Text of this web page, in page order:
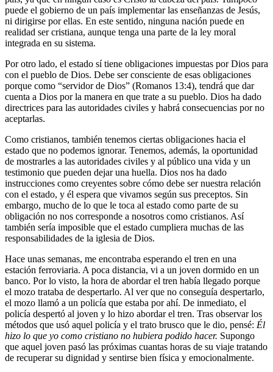
puede el gobierno de un país implementar las enseñanzas de Jesús,
ni dirigirse por ellas. En este sentido, ninguna nación puede en
realidad ser cristiana, aunque tenga una parte de la ley moral
integrada en su sistema.
Por otro lado, el estado sí tiene obligaciones impuestas por Dios para
con el pueblo de Dios. Debe ser consciente de esas obligaciones
porque como “servidor de Dios” (Romanos 13:4), tendrá que dar
cuenta a Dios por la manera en que trate a su pueblo. Dios ha dado
directrices para las autoridades civiles y habrá consecuencias por no
aceptarlas.
Como cristianos, también tenemos ciertas obligaciones hacia el
estado que no podemos ignorar. Tenemos, además, la oportunidad
de mostrarles a las autoridades civiles y al público una vida y un
testimonio que pueden dejar una huella. Dios nos ha dado
instrucciones como creyentes sobre cómo debe ser nuestra relación
con el estado, y él espera que vivamos según sus preceptos. Sin
embargo, mucho de lo que le toca al estado como parte de su
obligación no nos corresponde a nosotros como cristianos. Así
también sería imposible que el estado cumpliera muchas de las
responsabilidades de la iglesia de Dios.
Hace unas semanas, me encontraba esperando el tren en una
estación ferroviaria. A poca distancia, vi a un joven dormido en un
banco. Por lo visto, la hora de abordar el tren había llegado porque
el mozo trataba de despertarlo. Al ver que no conseguía despertarlo,
el mozo llamó a un policía que estaba por ahí. De inmediato, el
policía despertó al joven y lo hizo abordar el tren. Tras observar los
métodos que usó aquel policía y el trato brusco que le dio, pensé: Él
hizo lo que yo como cristiano no hubiera podido hacer. Supongo
que aquel joven pasó las próximas cuantas horas de su viaje tratando
de recuperar su dignidad y sentirse bien física y emocionalmente.